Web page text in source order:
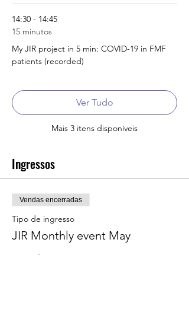
14:30 - 14:45
15 minutos
My JIR project in 5 min: COVID-19 in FMF
patients (recorded)
Mais 3 itens disponíveis
Ver Tudo
Ingressos
Vendas encerradas
Tipo de ingresso
JIR Monthly event May
Mais informações